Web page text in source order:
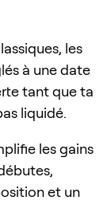
les
à une date
tant que ta
liquidé.
les gains
et un